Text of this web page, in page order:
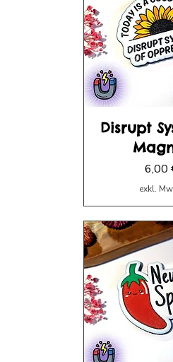
Disrupt
Preis
6,00
exkl.